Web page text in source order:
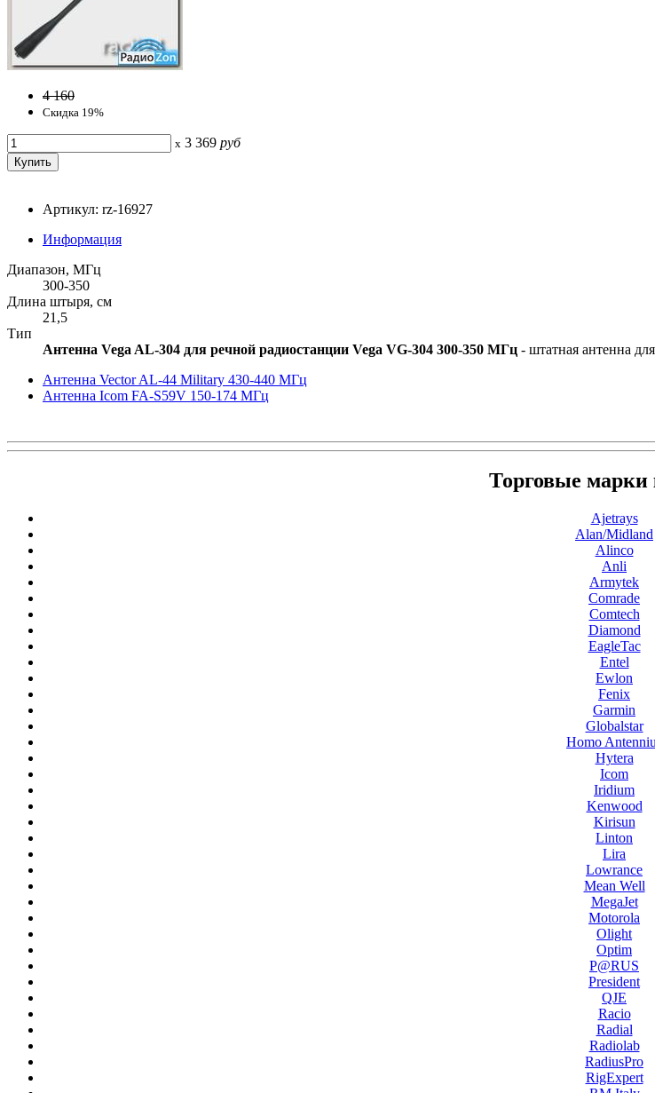
4 160
Скидка 19%
x 3 369 руб
Артикул: rz-16927
Информация
Диапазон, МГц
300-350
Длина штыря, см
21,5
Тип
Антенна Vega AL-304 для речной радиостанции Vega VG-304 300-350 МГц - штатная антенна
Антенна Vector AL-44 Military 430-440 МГц
Антенна Icom FA-S59V 150-174 МГц
Торговые марки
Ajetrays
Alan/Midland
Alinco
Anli
Armytek
Comrade
Comtech
Diamond
EagleTac
Entel
Ewlon
Fenix
Garmin
Globalstar
Homo
Hytera
Icom
Iridium
Kenwood
Kirisun
Linton
Lira
Lowrance
Mean Well
MegaJet
Motorola
Olight
Optim
P@RUS
President
QJE
Racio
Radial
Radiolab
RadiusPro
RigExpert